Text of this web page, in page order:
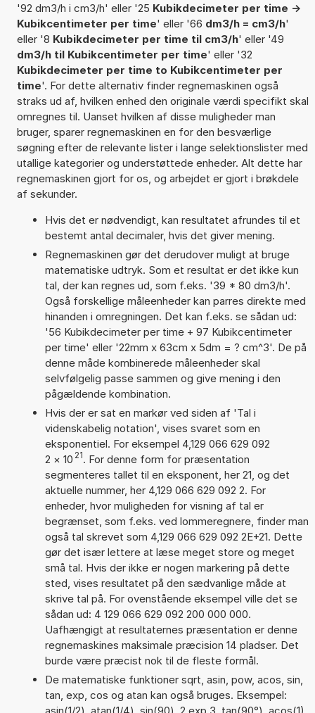
'92 dm3/h i cm3/h' eller '25 Kubikdecimeter per time ->
Kubikcentimeter per time' eller '66 dm3/h = cm3/h'
eller '8 Kubikdecimeter per time til cm3/h' eller '49
dm3/h til Kubikcentimeter per time' eller '32
Kubikdecimeter per time to Kubikcentimeter per
time'. For dette alternativ finder regnemaskinen også
straks ud af, hvilken enhed den originale værdi specifikt skal
omregnes til. Uanset hvilken af disse muligheder man
bruger, sparer regnemaskinen en for den besværlige
søgning efter de relevante lister i lange selektionslister med
utallige kategorier og understøttede enheder. Alt dette har
regnemaskinen gjort for os, og arbejdet er gjort i brøkdele
af sekunder.
Hvis det er nødvendigt, kan resultatet afrundes til et
bestemt antal decimaler, hvis det giver mening.
Regnemaskinen gør det derudover muligt at bruge
matematiske udtryk. Som et resultat er det ikke kun
tal, der kan regnes ud, som f.eks. '39 * 80 dm3/h'.
Også forskellige måleenheder kan parres direkte med
hinanden i omregningen. Det kan f.eks. se sådan ud:
'56 Kubikdecimeter per time + 97 Kubikcentimeter
per time' eller '22mm x 63cm x 5dm = ? cm^3'. De på
denne måde kombinerede måleenheder skal
selvfølgelig passe sammen og give mening i den
pågældende kombination.
Hvis der er sat en markør ved siden af 'Tal i
videnskabelig notation', vises svaret som en
eksponentiel. For eksempel 4,129 066 629 092
2 × 10 21. For denne form for præsentation
segmenteres tallet til en eksponent, her 21, og det
aktuelle nummer, her 4,129 066 629 092 2. For
enheder, hvor muligheden for visning af tal er
begrænset, som f.eks. ved lommeregnere, finder man
også tal skrevet som 4,129 066 629 092 2E+21. Dette
gør det især lettere at læse meget store og meget
små tal. Hvis der ikke er nogen markering på dette
sted, vises resultatet på den sædvanlige måde at
skrive tal på. For ovenstående eksempel ville det se
sådan ud: 4 129 066 629 092 200 000 000.
Uafhængigt at resultaternes præsentation er denne
regnemaskines maksimale præcision 14 pladser. Det
burde være præcist nok til de fleste formål.
De matematiske funktioner sqrt, asin, pow, acos, sin,
tan, exp, cos og atan kan også bruges. Eksempel:
asin(1/2), atan(1/4), sin(90), 2 exp 3, tan(90°), acos(1),